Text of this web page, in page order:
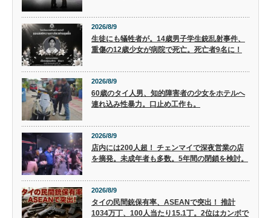
2026/8/9
生徒にも犠牲者が。14歳男子学生銃乱射事件、
重傷の12歳少女が病院で死亡。死亡者9名に！
2026/8/9
60歳のタイ人男、知的障害者の少女をホテルへ
連れ込み性暴力。口止め工作も。
2026/8/9
店内には200人超！ チェンマイで深夜営業の店
を摘発。未成年者も多数。5年間の閉鎖を検討。
2026/8/9
タイの民間銃保有率、ASEANで突出！ 推計
1034万丁、100人当たり15.1丁。2位はカンボで